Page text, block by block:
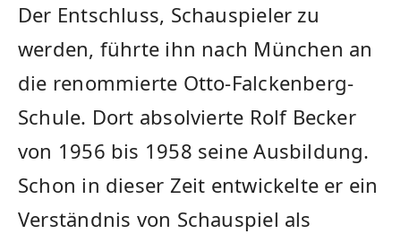
Der Entschluss, Schauspieler zu
werden, führte ihn nach München an
die renommierte Otto-Falckenberg-
Schule. Dort absolvierte Rolf Becker
von 1956 bis 1958 seine Ausbildung.
Schon in dieser Zeit entwickelte er ein
Verständnis von Schauspiel als